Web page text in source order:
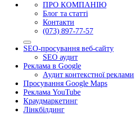
ПРО КОМПАНІЮ
Блог та статті
Контакти
(073) 897-77-57
SEO-просування веб-сайту
SEO аудит
Реклама в Google
Аудит контекстної реклами
Просування Google Maps
Реклама YouTube
Краудмаркетинг
Лінкбілдинг